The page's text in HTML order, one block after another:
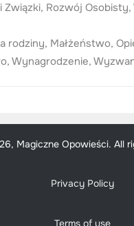
Związki, Rozwój Osobisty,
rodziny, Małżeństwo,
, Wynagrodzenie,
Magiczne Opowieści. All
Privacy Policy
Terms of use